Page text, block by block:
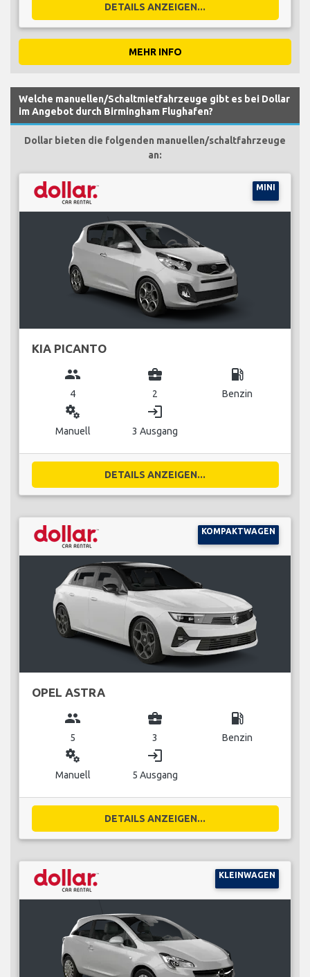
DETAILS ANZEIGEN...
MEHR INFO
Welche manuellen/Schaltmietfahrzeuge gibt es bei Dollar
im Angebot durch Birmingham Flughafen?
Dollar bieten die folgenden manuellen/schaltfahrzeuge
an:
MINI
KIA PICANTO
group
4
business_center
2
local_gas_station
Benzin
miscellaneous_services
Manuell
login
3 Ausgang
DETAILS ANZEIGEN...
KOMPAKTWAGEN
OPEL ASTRA
group
5
business_center
3
local_gas_station
Benzin
miscellaneous_services
Manuell
login
5 Ausgang
DETAILS ANZEIGEN...
KLEINWAGEN